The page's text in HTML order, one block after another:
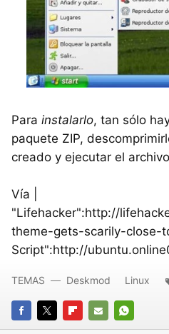
Para instalarlo, tan sólo
paquete ZIP,
creado y ejecutar el archivo
Vía |
"Lifehacker":http://
theme-gets-scarily-close-
Script":http://
FACEBOOK
TWITTERFLIPBOARD
E-
WHATSAPP
TEMAS Deskmod Linux